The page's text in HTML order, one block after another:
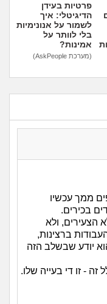
פרטיות בעידן
הדיגיטלי: איך
לשמור על אנונימיות
בלי לוותר על
אמינות?
(מערכת AskPeople)
לא שמצפים ממך עכשיו
בכירים.
הצעירים, ולא
ברצינות,
יודע שבשלב הזה
זה - זו די בעייה שלו.